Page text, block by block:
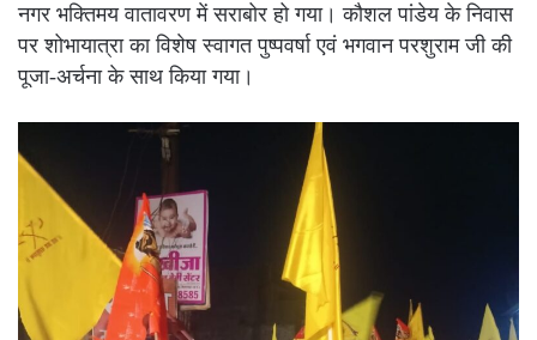
नगर भक्तिमय वातावरण में सराबोर हो गया। कौशल पांडेय के निवास
पर शोभायात्रा का विशेष स्वागत पुष्पवर्षा एवं भगवान परशुराम जी की
पूजा-अर्चना के साथ किया गया।